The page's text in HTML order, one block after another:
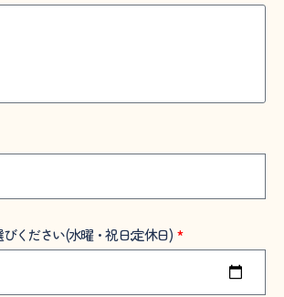
ください(水曜・祝日:定休日)